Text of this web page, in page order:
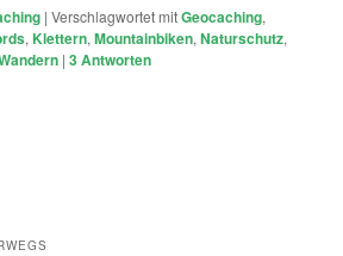
|Verschlagwortet mitGeocaching,
,Klettern,Mountainbiken,Naturschutz,
|3Antworten